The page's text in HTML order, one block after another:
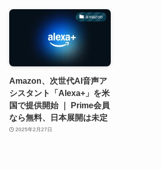
amazon
Amazon、次世代AI音声ア
シスタント「Alexa+」を米
国で提供開始 ｜ Prime会員
なら無料、日本展開は未定
2025年2月27日